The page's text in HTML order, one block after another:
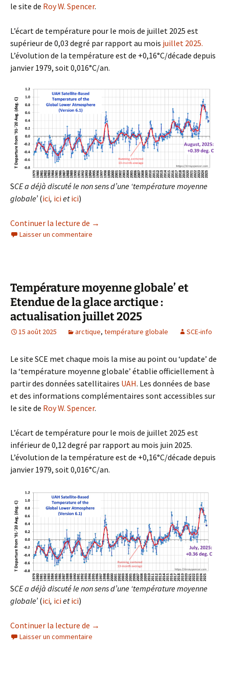
le site de Roy W. Spencer.
L’écart de température pour le mois de juillet 2025 est
supérieur de 0,03 degré par rapport au mois juillet 2025.
L’évolution de la température est de +0,16°C/décade depuis
janvier 1979, soit 0,016°C/an.
SCE a déjà discuté le non sens d’une ‘température moyenne
globale’(ici, icietici)
Continuer la lecture de Température moyenne globale’ et
→
Laisser un commentaire
Température moyenne globale’ et
Etendue de la glace arctique :
actualisation juillet 2025
15 août 2025 arctique, température globale SCE-info
Le site SCE met chaque mois la mise au point ou ‘update’ de
la ‘température moyenne globale’ établie officiellement à
partir des données satellitaires UAH. Les données de base
et des informations complémentaires sont accessibles sur
le site de Roy W. Spencer.
L’écart de température pour le mois de juillet 2025 est
inférieur de 0,12 degré par rapport au mois juin 2025.
L’évolution de la température est de +0,16°C/décade depuis
janvier 1979, soit 0,016°C/an.
SCE a déjà discuté le non sens d’une ‘température moyenne
globale’(ici, icietici)
Continuer la lecture de Température moyenne globale’ et
→
Laisser un commentaire